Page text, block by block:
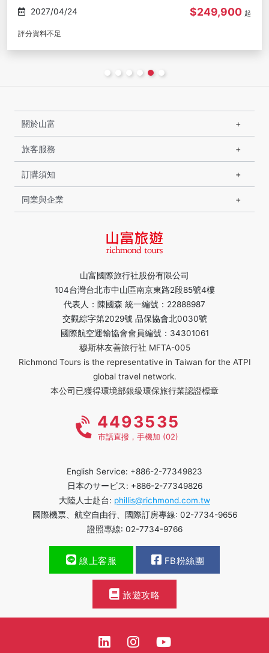
2027/01/22 $405,900 起
評分資料不足
山富國際旅行社股份有限公司
104台灣台北市中山區南京東路2段85號4樓
代表人：陳國森 統一編號：22888987
交觀綜字第2029號 品保協會北0030號
國際航空運輸協會會員編號：34301061
穆斯林友善旅行社 MFTA-005
Richmond Tours is the representative in Taiwan for the ATPI
global travel network.
本公司已獲得環境部銀級環保旅行業認證標章
關於山富
旅客服務
訂購須知
同業與企業
4493535
市話直撥，手機加 (02)
English Service: +886-2-77349823
日本のサービス: +886-2-77349826
大陸人士赴台: phillis@richmond.com.tw
國際機票、航空自由行、國際訂房專線: 02-7734-9656
證照專線: 02-7734-9766
線上客服 FB粉絲團
旅遊攻略